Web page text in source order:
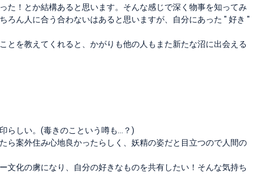
た！とか結構あると思います。そんな感じで深く物事を知ってみ
ん人に合う合わないはあると思いますが、自分にあった " 好き "
とを教えてくれると、かがりも他の人もまた新たな沼に出会える
らしい。(毒きのこという噂も…？)
ら案外住み心地良かったらしく、妖精の姿だと目立つので人間の
文化の虜になり、自分の好きなものを共有したい！そんな気持ち